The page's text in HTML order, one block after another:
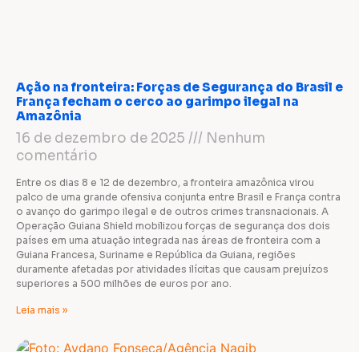
Ação na fronteira: Forças de Segurança do Brasil e
França fecham o cerco ao garimpo ilegal na
Amazônia
16 de dezembro de 2025
Nenhum
comentário
Entre os dias 8 e 12 de dezembro, a fronteira amazônica virou
palco de uma grande ofensiva conjunta entre Brasil e França contra
o avanço do garimpo ilegal e de outros crimes transnacionais. A
Operação Guiana Shield mobilizou forças de segurança dos dois
países em uma atuação integrada nas áreas de fronteira com a
Guiana Francesa, Suriname e República da Guiana, regiões
duramente afetadas por atividades ilícitas que causam prejuízos
superiores a 500 milhões de euros por ano.
Leia mais »